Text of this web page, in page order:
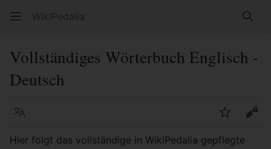
WikiPedalia
Vollständiges Wörterbuch Englisch -
Deutsch
Sprache
Hier folgt das vollständige in WikiPedalia gepflegte